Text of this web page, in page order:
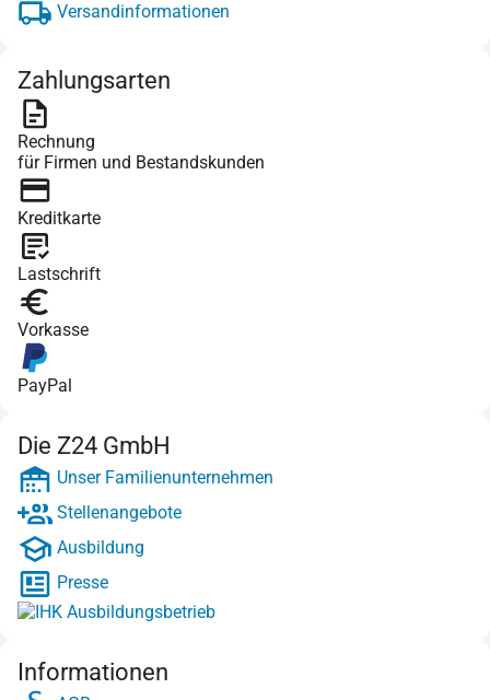
Versandinformationen
Zahlungsarten
Rechnung
für Firmen und Bestandskunden
Kreditkarte
Lastschrift
Vorkasse
PayPal
Die Z24 GmbH
Unser Familienunternehmen
Stellenangebote
Ausbildung
Presse
Informationen